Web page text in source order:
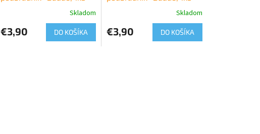
Skladom
€3,90 DO KOŠÍKA
Skladom
€3,90 DO KOŠÍKA